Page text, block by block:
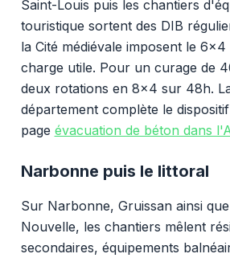
Saint-Louis puis les chantiers
touristique sortent des DIB
la Cité médiévale imposent le 6x4
charge utile. Pour un curage de
deux rotations en 8x4 sur 48h.
département complète le
page évacuation de béton dans
Narbonne puis le littoral
Sur Narbonne, Gruissan ainsi
Nouvelle, les chantiers mêlent
secondaires, équipements